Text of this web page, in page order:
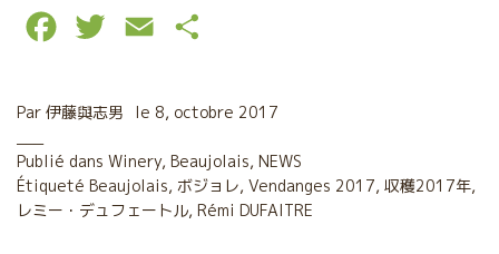
c
b
i
t
a
l
r
a
Par 伊藤與志男 le 8, octobre 2017
Publié dans Winery, Beaujolais, NEWS
Étiqueté Beaujolais, ボジョレ, Vendanges 2017, 収穫2017年,
レミー・デュフェートル, Rémi DUFAITRE